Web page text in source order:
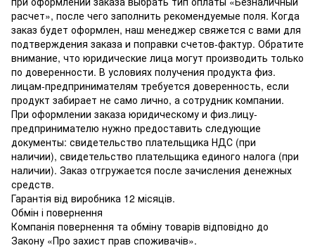
расчет», после чего заполнить рекомендуемые поля. Когда
заказ будет оформлен, наш менеджер свяжется с вами для
подтверждения заказа и поправки счетов-фактур. Обратите
внимание, что юридические лица могут производить только
по доверенности. В условиях получения продукта физ.
лицам-предпринимателям требуется доверенность, если
продукт забирает не само лично, а сотрудник компании.
При оформлении заказа юридическому и физ.лицу-
предпринимателю нужно предоставить следующие
документы: свидетельство плательщика НДС (при
наличии), свидетельство плательщика единого налога (при
наличии). Заказ отгружается после зачисления денежных
средств.
Гарантія від виробника 12 місяців.
Обмін і повернення
Компанія повернення та обміну товарів відповідно до
Закону «Про захист прав споживачів».